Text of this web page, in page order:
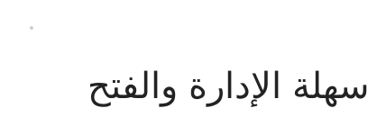
سهلة الإدارة والفتح